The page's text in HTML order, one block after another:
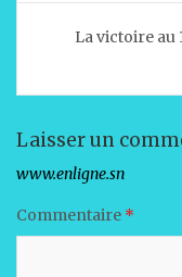
p o
k
La victoire au
Laisser un
Votre adresse e-mail
Les champs obligatoires sont
Commentaire *